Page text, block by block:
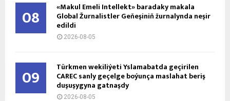
08 «Makul Emeli Intellekt» baradaky makala
Global Žurnalistler Geňeşiniň žurnalynda neşir
edildi
2026-08-05
09 Türkmen wekiliýeti Yslamabatda geçirilen
CAREC sanly geçelge boýunça maslahat beriş
duşuşygyna gatnaşdy
2026-08-05